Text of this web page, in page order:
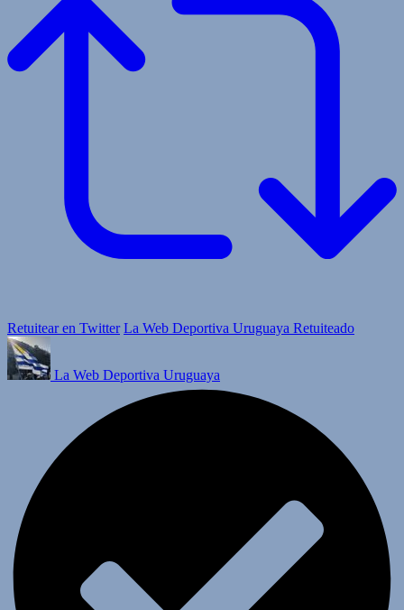
Retuitear en Twitter La Web Deportiva Uruguaya Retuiteado
La Web Deportiva Uruguaya